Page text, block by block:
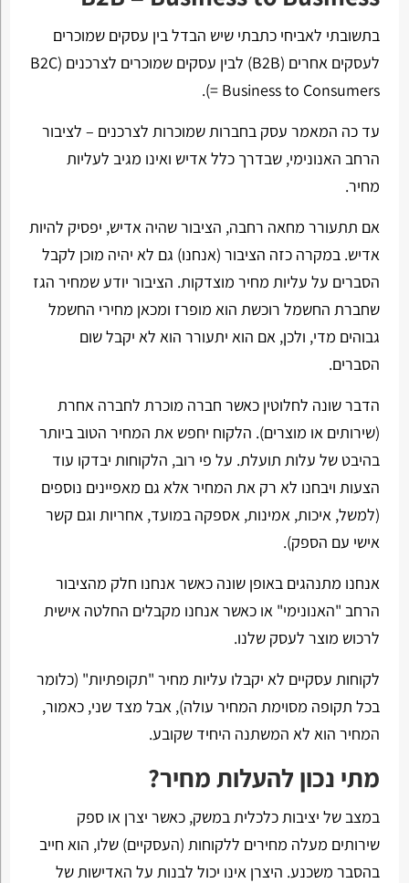
בתשובתי לאביחי כתבתי שיש הבדל בין עסקים שמוכרים
לעסקים אחרים (B2B) לבין עסקים שמוכרים לצרכנים (B2C
= Business to Consumers).
עד כה המאמר עסק בחברות שמוכרות לצרכנים – לציבור
הרחב האנונימי, שבדרך כלל אדיש ואינו מגיב לעליות
מחיר.
אם תתעורר מחאה רחבה, הציבור שהיה אדיש, יפסיק להיות
אדיש. במקרה כזה הציבור (אנחנו) גם לא יהיה מוכן לקבל
הסברים על עליות מחיר מוצדקות. הציבור יודע שמחיר הגז
שחברת החשמל רוכשת הוא מופרז ומכאן מחירי החשמל
גבוהים מדי, ולכן, אם הוא יתעורר הוא לא יקבל שום
הסברים.
הדבר שונה לחלוטין כאשר חברה מוכרת לחברה אחרת
(שירותים או מוצרים). הלקוח יחפש את המחיר הטוב ביותר
בהיבט של עלות תועלת. על פי רוב, הלקוחות יבדקו עוד
הצעות ויבחנו לא רק את המחיר אלא גם מאפיינים נוספים
(למשל, איכות, אמינות, אספקה במועד, אחריות וגם קשר
אישי עם הספק).
אנחנו מתנהגים באופן שונה כאשר אנחנו חלק מהציבור
הרחב "האנונימי" או כאשר אנחנו מקבלים החלטה אישית
לרכוש מוצר לעסק שלנו.
לקוחות עסקיים לא יקבלו עליות מחיר "תקופתיות" (כלומר
בכל תקופה מסוימת המחיר עולה), אבל מצד שני, כאמור,
המחיר הוא לא המשתנה היחיד שקובע.
מתי נכון להעלות מחיר?
במצב של יציבות כלכלית במשק, כאשר יצרן או ספק
שירותים מעלה מחירים ללקוחות (העסקיים) שלו, הוא חייב
בהסבר משכנע. היצרן אינו יכול לבנות על האדישות של